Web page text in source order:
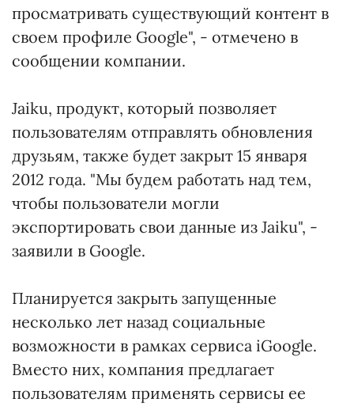
просматривать существующий контент в
своем профиле Google", - отмечено в
сообщении компании.
Jaiku, продукт, который позволяет
пользователям отправлять обновления
друзьям, также будет закрыт 15 января
2012 года. "Мы будем работать над тем,
чтобы пользователи могли
экспортировать свои данные из Jaiku", -
заявили в Google.
Планируется закрыть запущенные
несколько лет назад социальные
возможности в рамках сервиса iGoogle.
Вместо них, компания предлагает
пользователям применять сервисы ее